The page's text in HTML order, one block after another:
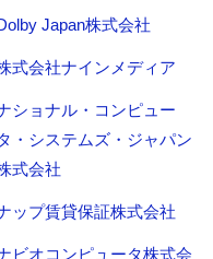
Japan株式会社
式会社ナインメディア
ショナル・コンピュー
・システムズ・ジャパン
式会社
ップ賃貸保証株式会社
ビオコンピュータ株式会